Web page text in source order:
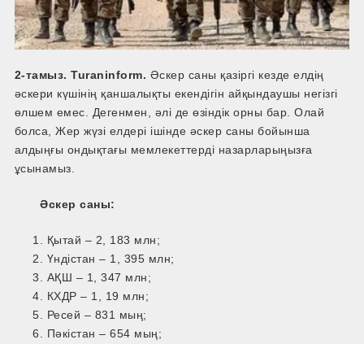
2-тамыз. Turaninform. Әскер саны қазіргі кезде елдің
әскери күшінің қаншалықты екендігін айқындаушы негізгі
өлшем емес. Дегенмен, әлі де өзіндік орны бар. Олай
болса, Жер жүзі елдері ішінде әскер саны бойынша
алдыңғы ондықтағы мемлекеттерді назарларыңызға
ұсынамыз.
Әскер саны:
Қытай – 2, 183 млн;
Үндістан – 1, 395 млн;
АҚШ – 1, 347 млн;
КХДР – 1, 19 млн;
Ресей – 831 мың;
Пәкістан – 654 мың;